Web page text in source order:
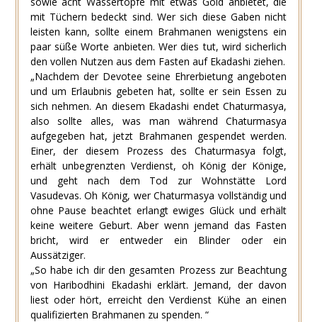
mit Tüchern bedeckt sind. Wer sich diese Gaben nicht
leisten kann, sollte einem Brahmanen wenigstens ein
paar süße Worte anbieten. Wer dies tut, wird sicherlich
den vollen Nutzen aus dem Fasten auf Ekadashi ziehen.
„Nachdem der Devotee seine Ehrerbietung angeboten
und um Erlaubnis gebeten hat, sollte er sein Essen zu
sich nehmen. An diesem Ekadashi endet Chaturmasya,
also sollte alles, was man während Chaturmasya
aufgegeben hat, jetzt Brahmanen gespendet werden.
Einer, der diesem Prozess des Chaturmasya folgt,
erhält unbegrenzten Verdienst, oh König der Könige,
und geht nach dem Tod zur Wohnstätte Lord
Vasudevas. Oh König, wer Chaturmasya vollständig und
ohne Pause beachtet erlangt ewiges Glück und erhält
keine weitere Geburt. Aber wenn jemand das Fasten
bricht, wird er entweder ein Blinder oder ein
Aussätziger.
„So habe ich dir den gesamten Prozess zur Beachtung
von Haribodhini Ekadashi erklärt. Jemand, der davon
liest oder hört, erreicht den Verdienst Kühe an einen
qualifizierten Brahmanen zu spenden. “